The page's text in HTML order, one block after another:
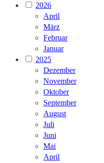
2026
April
März
Februar
Januar
2025
Dezember
November
Oktober
September
August
Juli
Juni
Mai
April